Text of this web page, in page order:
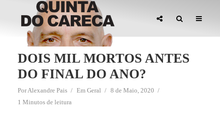
DOIS MIL MORTOS ANTES
DO FINAL DO ANO?
PorAlexandre Pais Em Geral
8 de Maio, 2020
1 Minutos de leitura